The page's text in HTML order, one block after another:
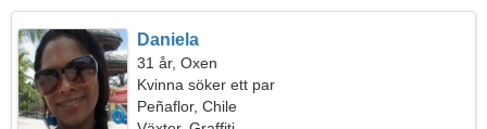
Daniela
31 år, Oxen
Kvinna söker ett par
Peñaflor, Chile